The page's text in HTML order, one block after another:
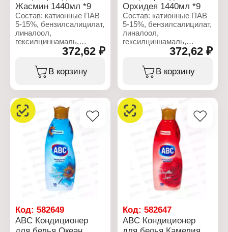
Жасмин 1440мл *9
Состав: катионные ПАВ
5-15%, бензилсалицилат,
линалоол,
гексилциннамаль,
кумарин, цитронеллол
метилхлороизотиазолинон,
метилизотиазолинон 5%.
Бренд: ABC
Тип товара: Кондиционер
для белья
Вариация: концентрат
Название: "Жасмин"
Объем: 1440 мл
372,62 ₽
В корзину
Орхидея 1440мл *9
Состав: катионные ПАВ
5-15%, бензилсалицилат,
линалоол,
гексилциннамаль,
кумарин, цитронеллол
метилхлороизотиазолинон,
метилизотиазолинон 5%.
Бренд: ABC
Тип товара: Кондиционер
для белья
Вариация: концентрат
Название: "Orchid"
Объем: 1440 мл
372,62 ₽
В корзину
Код: 582649
ABC Кондиционер
Код:582647
ABC Кондиционер